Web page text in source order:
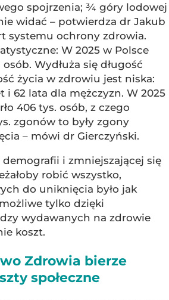
spojrzenia; ¾ góry lodowej
widać – potwierdza dr Jakub
systemu ochrony zdrowia.
W 2025 w Polsce
Wydłuża się długość
życia w zdrowiu jest niska:
i 62 lata dla mężczyzn. W 2025
406 tys. osób, z czego
zgonów to były zgony
– mówi dr Gierczyński.
i zmniejszającej się
robić wszystko,
do uniknięcia było jak
tylko dzięki
wydawanych na zdrowie
koszt.
Zdrowia bierze
społeczne